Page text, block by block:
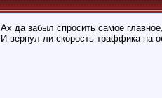
Ах да забыл спросить самое
И вернул ли скорость траффика на